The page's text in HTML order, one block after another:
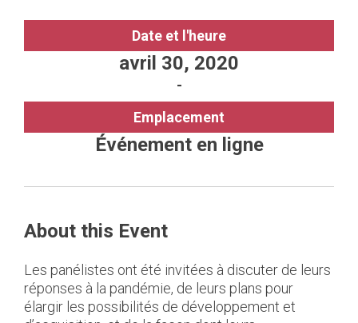
Date et l'heure
avril 30, 2020
-
Emplacement
Événement en ligne
About this Event
Les panélistes ont été invitées à discuter de leurs
réponses à la pandémie, de leurs plans pour
élargir les possibilités de développement et